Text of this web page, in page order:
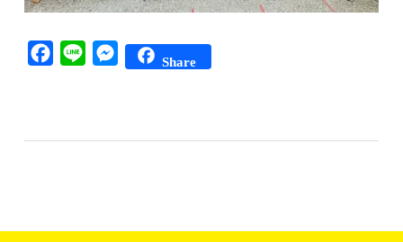
Facebook
Line Messenger
Share